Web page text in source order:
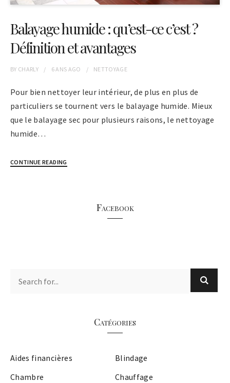
Balayage humide : qu’est-ce c’est ?
Définition et avantages
BY CHARLY 6 ANS AGO NETTOYAGE
Pour bien nettoyer leur intérieur, de plus en plus de
particuliers se tournent vers le balayage humide. Mieux
que le balayage sec pour plusieurs raisons, le nettoyage
humide…
CONTINUE READING
Facebook
Catégories
Aides financières
Blindage
Chambre
Chauffage